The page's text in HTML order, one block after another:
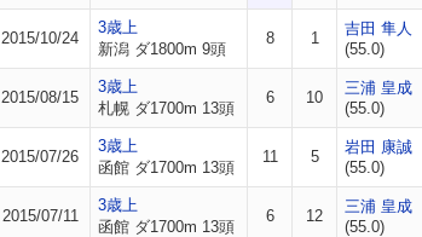
2015/10/24
3歳上
新潟 ダ1800m 9頭
8 1
吉田 隼人
(55.0)
2015/08/15
3歳上
札幌 ダ1700m 13頭
6 10
三浦 皇成
(55.0)
2015/07/26
3歳上
函館 ダ1700m 13頭
11 5
岩田 康誠
(55.0)
2015/07/11
3歳上
函館 ダ1700m 13頭
6 12
三浦 皇成
(55.0)